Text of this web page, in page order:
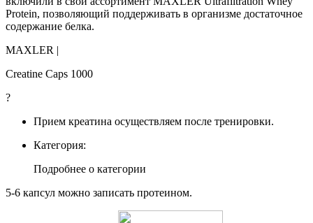
Protein, позволяющий поддерживать в организме достаточное
содержание белка.
MAXLER |
Creatine Caps 1000
?
Прием креатина осуществляем после тренировки.
Категория:
Подробнее о категории
5-6 капсул можно записать протеином.